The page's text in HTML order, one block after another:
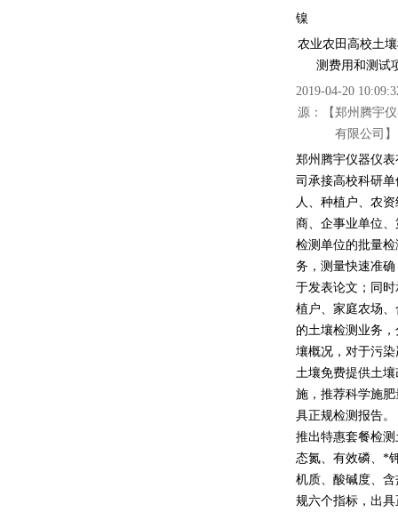
镍
农业农田高校土
测费用和测试
2019-04-20
源：【郑州腾宇
有限公司】
郑州腾宇仪器仪
司承接高校科研
人、种植户、农
商、企事业单位
检测单位的批量检
务，测量快速准
于发表论文；同
植户、家庭农场
的土壤检测业务
壤概况，对于污
土壤免费提供土
施，推荐科学施
具正规检测报告
推出特惠套餐检
态氮、有效磷、*
机质、酸碱度、
规六个指标，出